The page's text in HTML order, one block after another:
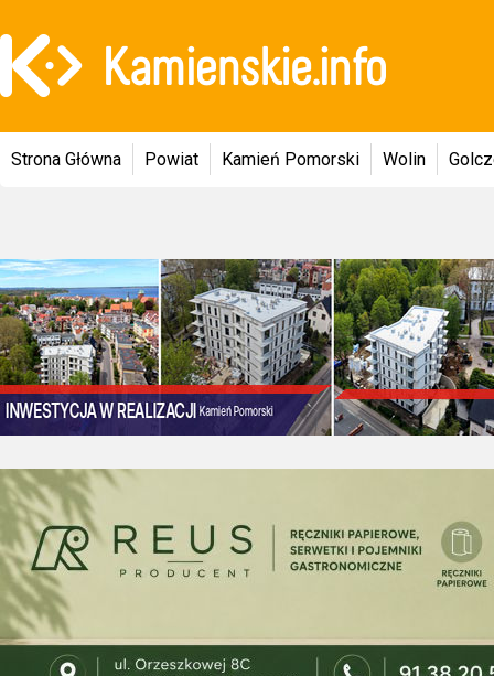
Strona Główna Powiat Kamień Pomorski Wolin